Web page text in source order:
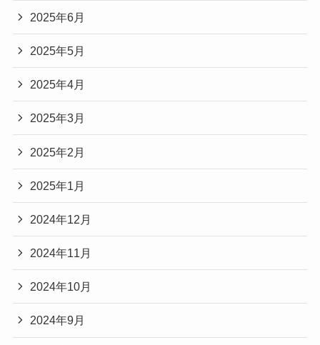
2025年6月
2025年5月
2025年4月
2025年3月
2025年2月
2025年1月
2024年12月
2024年11月
2024年10月
2024年9月